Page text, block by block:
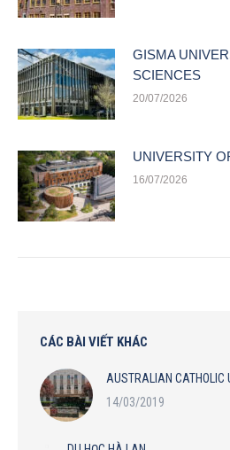
GISMA
SCIENCES
20/07/2026
UNIVERSITY
16/07/2026
CÁC BÀI VIẾT KHÁC
AUSTRALIAN CATHOLIC
14/03/2019